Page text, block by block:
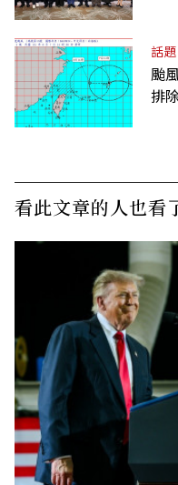
話題
颱
排
看此文章的人也看